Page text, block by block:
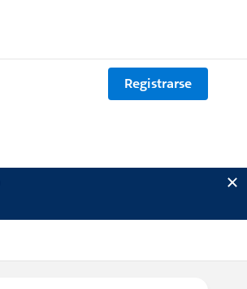
Registrarse